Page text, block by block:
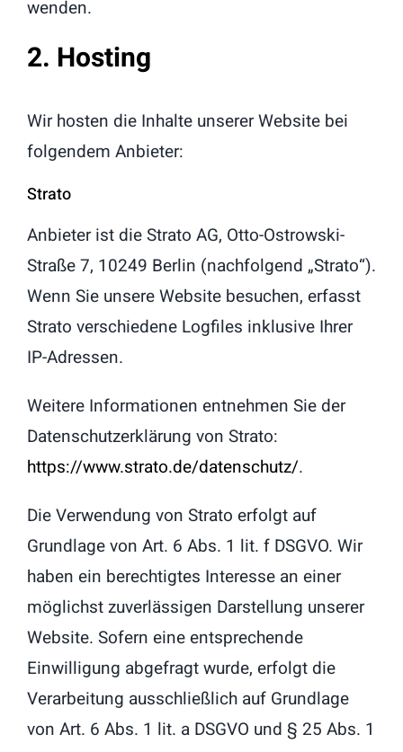
wenden.
2. Hosting
Wir hosten die Inhalte unserer Website bei
folgendem Anbieter:
Strato
Anbieter ist die Strato AG, Otto-Ostrowski-
Straße 7, 10249 Berlin (nachfolgend „Strato“).
Wenn Sie unsere Website besuchen, erfasst
Strato verschiedene Logfiles inklusive Ihrer
IP-Adressen.
Weitere Informationen entnehmen Sie der
Datenschutzerklärung von Strato:
https://www.strato.de/datenschutz/.
Die Verwendung von Strato erfolgt auf
Grundlage von Art. 6 Abs. 1 lit. f DSGVO. Wir
haben ein berechtigtes Interesse an einer
möglichst zuverlässigen Darstellung unserer
Website. Sofern eine entsprechende
Einwilligung abgefragt wurde, erfolgt die
Verarbeitung ausschließlich auf Grundlage
von Art. 6 Abs. 1 lit. a DSGVO und § 25 Abs. 1